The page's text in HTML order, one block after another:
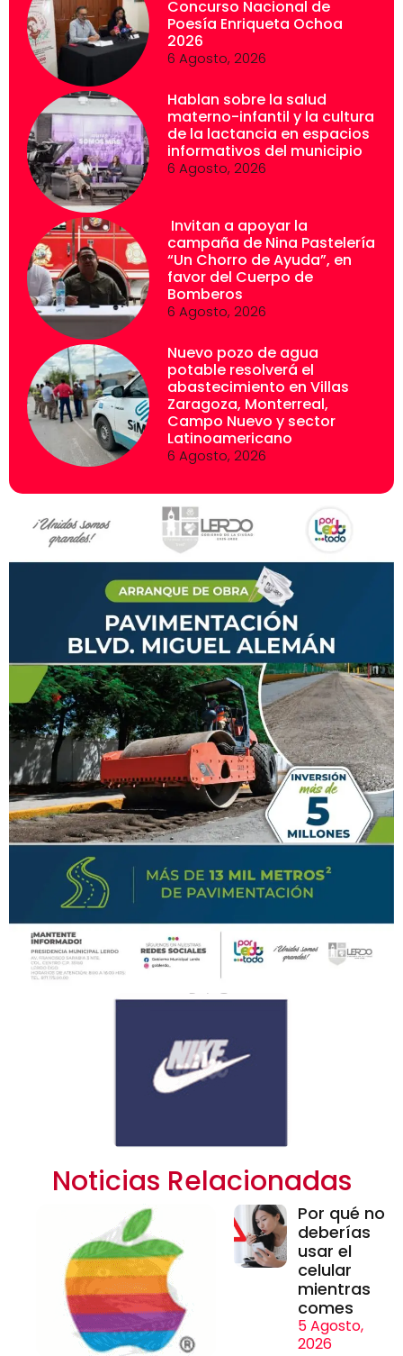
Concurso Nacional de
Poesía Enriqueta Ochoa
2026
6 Agosto, 2026
Hablan sobre la salud
materno-infantil y la cultura
de la lactancia en espacios
informativos del municipio
6 Agosto, 2026
Invitan a apoyar la
campaña de Nina Pastelería
“Un Chorro de Ayuda”, en
favor del Cuerpo de
Bomberos
6 Agosto, 2026
Nuevo pozo de agua
potable resolverá el
abastecimiento en Villas
Zaragoza, Monterreal,
Campo Nuevo y sector
Latinoamericano
6 Agosto, 2026
Noticias Relacionadas
Por qué no
deberías
usar el
celular
mientras
comes
5 Agosto,
2026